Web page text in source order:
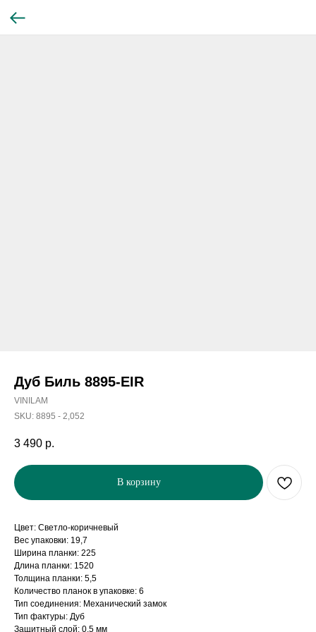
Дуб Биль 8895-EIR
VINILAM
SKU: 8895 - 2,052
3 490 р.
В корзину
Цвет: Светло-коричневый
Вес упаковки: 19,7
Ширина планки: 225
Длина планки: 1520
Толщина планки: 5,5
Количество планок в упаковке: 6
Тип соединения: Механический замок
Тип фактуры: Дуб
Защитный слой: 0,5 мм